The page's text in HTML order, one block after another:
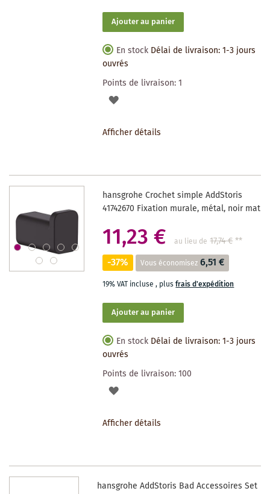
Ajouter au panier
En stock Délai de livraison: 1-3 jours
ouvrés
Points de livraison:1
AJOUTER
SOUHAITS
Afficher détails
hansgrohe Crochet simple AddStoris
41742670 Fixation murale, métal, noir mat
11,23 € au lieu de 17,74 €**
-37% Vous économisez 6,51 €
19% VAT incluse, plusfrais d'expédition
Ajouter au panier
En stock Délai de livraison: 1-3 jours
ouvrés
Points de livraison:100
AJOUTER
Afficher détails
hansgrohe AddStoris Bad Accessoires Set